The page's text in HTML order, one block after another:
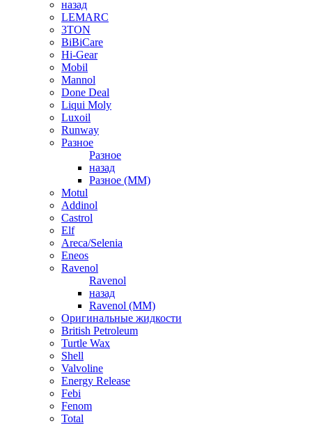
назад
LEMARC
3TON
BiBiCare
Hi-Gear
Mobil
Mannol
Done Deal
Liqui Moly
Luxoil
Runway
Разное
Разное
назад
Разное (ММ)
Motul
Addinol
Castrol
Elf
Areca/Selenia
Eneos
Ravenol
Ravenol
назад
Ravenol (ММ)
Оригинальные жидкости
British Petroleum
Turtle Wax
Shell
Valvoline
Energy Release
Febi
Fenom
Total